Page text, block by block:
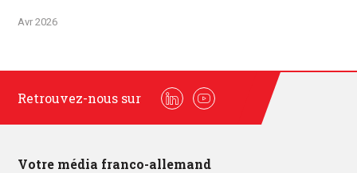
Avr 2026
Retrouvez-nous sur
LinkedinYoutube
Votre média franco-allemand